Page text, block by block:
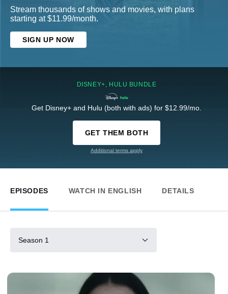
Stream thousands of shows and movies, with plans
starting at $11.99/month.
SIGN UP NOW
DISNEY+, HULU BUNDLE
Get Disney+ and Hulu (both with ads) for $12.99/mo.
GET THEM BOTH
Additional terms apply
EPISODES WATCH IN ENGLISH DETAILS
Season 1